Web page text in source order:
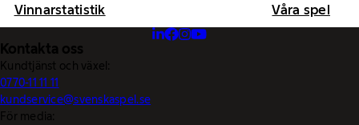
Vinnarstatistik Våra spel
Kontakta oss
Kundtjänst och växel:
0770-11 11 11
kundservice@svenskaspel.se
För media: